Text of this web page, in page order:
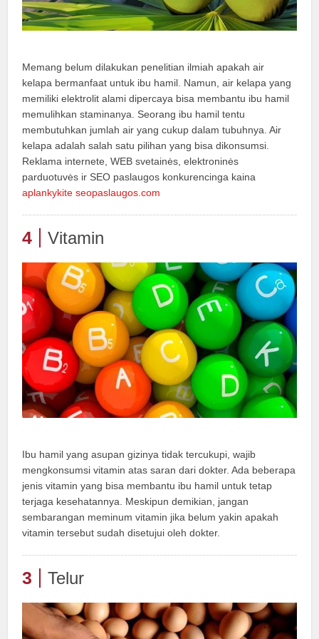
Memang belum dilakukan penelitian ilmiah apakah air
kelapa bermanfaat untuk ibu hamil. Namun, air kelapa yang
memiliki elektrolit alami dipercaya bisa membantu ibu hamil
memulihkan staminanya. Seorang ibu hamil tentu
membutuhkan jumlah air yang cukup dalam tubuhnya. Air
kelapa adalah salah satu pilihan yang bisa dikonsumsi.
Reklama internete, WEB svetainės, elektroninės
parduotuvės ir SEO paslaugos konkurencinga kaina
aplankykite seopaslaugos.com
4 Vitamin
Ibu hamil yang asupan gizinya tidak tercukupi, wajib
mengkonsumsi vitamin atas saran dari dokter. Ada beberapa
jenis vitamin yang bisa membantu ibu hamil untuk tetap
terjaga kesehatannya. Meskipun demikian, jangan
sembarangan meminum vitamin jika belum yakin apakah
vitamin tersebut sudah disetujui oleh dokter.
3 Telur